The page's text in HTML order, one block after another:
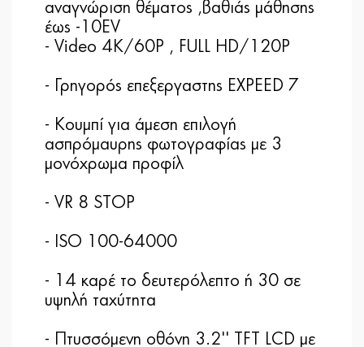
αναγνώριση θέματος ,βαθιάς μάθησης
έως -10EV
- Video 4K/60P , FULL HD/120P
- Γρηγορός επεξεργαστης EXPEED 7
- Κουμπί για άμεση επιλογή
ασπρόμαυρης φωτογραφίας με 3
μονόχρωμα προφίλ
- VR 8 STOP
- ISO 100-64000
- 14 καρέ το δευτερόλεπτο ή 30 σε
υψηλή ταχύτητα
- Πτυσσόμενη οθόνη 3.2'' TFT LCD με